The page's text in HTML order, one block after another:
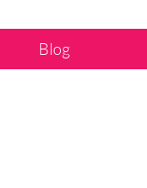
Blog